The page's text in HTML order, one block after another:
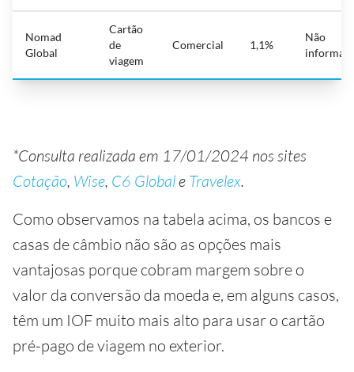
Nomad
Global
Cartão
de
viagem
Comercial 1,1%
Não
*Consulta realizada em 17/01/2024 nos sites
Cotação, Wise, C6 Globale Travelex.
Como observamos na tabela acima, os bancos e
casas de câmbio não são as opções mais
vantajosas porque cobram margem sobre o
valor da conversão da moeda e, em alguns casos,
têm um IOF muito mais alto para usar o cartão
pré-pago de viagem no exterior.